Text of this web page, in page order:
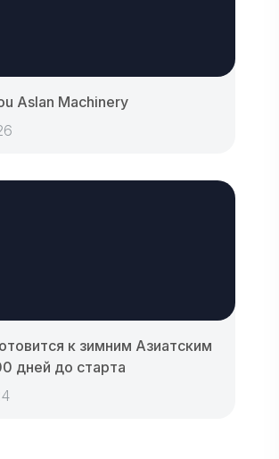
Aslan Machinery
к зимним Азиатским
дней до старта